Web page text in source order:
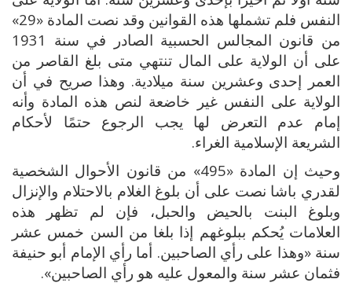
النفس فلم تشملها هذه القوانين وقد نصت المادة «29»
من قانون المجالس الحسبية الصادر في سنة 1931
على أن الولاية على المال تنتهي متى بلغ القاصر من
العمر إحدى وعشرين سنة ميلادية. وهذا صريح في أن
الولاية على النفس غير خاضعة لنص هذه المادة وأنه
إمام عدم التعرض لها يجب الرجوع حتمًا لأحكام
الشريعة الإسلامية الغراء.
وحيث إن المادة «495» من قانون الأحوال الشخصية
لقدري باشا نصت على أن بلوغ الغلام بالاحتلام والإنزال
وبلوغ البنت بالحيض والحبل، فإن لم تظهر هذه
العلامات يُحكم ببلوغهم إذا بلغا من السن خمس عشر
سنة «وهذا على رأي الصاحبين. أما رأي الإمام أبو حنيفة
فثمان عشر سنة والمعول عليه هو رأي الصاحبين».